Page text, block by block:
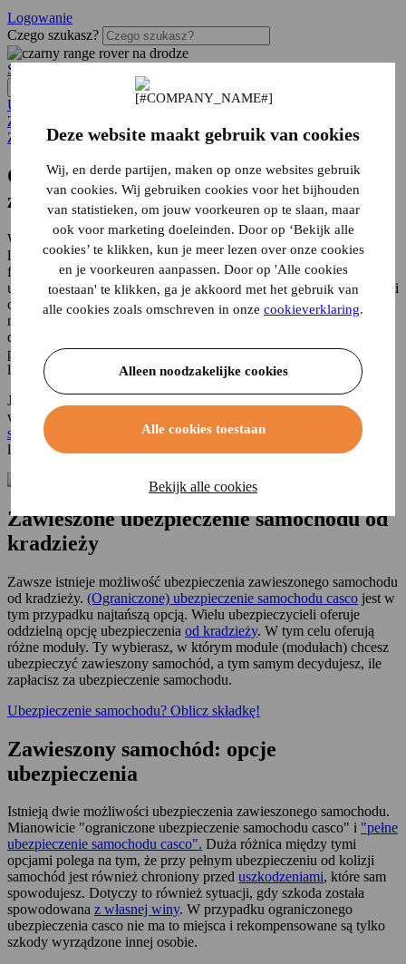
Deze website maakt gebruik van cookies
Wij, en derde partijen, maken op onze websites gebruik
van cookies. Wij gebruiken cookies voor het bijhouden
van statistieken, om jouw voorkeuren op te slaan, maar
ook voor marketing doeleinden. Door op ‘Bekijk alle
cookies’ te klikken, kun je meer lezen over onze cookies
en je voorkeuren aanpassen. Door op 'Alle cookies
toestaan' te klikken, ga je akkoord met het gebruik van
alle cookies zoals omschreven in onze cookieverklaring.
Alleen noodzakelijke cookies
Alle cookies toestaan
Bekijk alle cookies
Logowanie
Czego szukasz?
Strona główna
Ubezpieczenie samochodu
Zawieszenie samochodu
Zawieszenie samochodu
Czy można lub warto ubezpieczyć
zawieszony samochód?
W przypadku, gdy samochód jest używany w niewielkim stopniu
lub wcale, korzystniejsze może być jegozawieszenie. Wynika to z
faktu, że od momentu zawieszenia samochodu wygasa obowiązek
ubezpieczenia samochodu, poddania go przeglądowitechnicznemu
i
opłacenia podatku od pojazdów silnikowych. W zamian płacisz
niewielką kwotę za zawieszenie, a samochód nie jest już
dopuszczony do ruchu drogowego. Odbywa się to głównie w
przypadku samochodów, które są używane tylko w okresie letnim
lub w sytuacji, gdy ktoś jest poza domem przez dłuższy czas.
Jak wspomniano powyżej, obowiązek ubezpieczenia samochodu
wygasa. Możliwe i rozsądne jest jednak wykupienie
ubezpieczenia
samochodu
. Można to zrobić na przykład na wypadek uszkodzenia
lub kradzieży samochodu.
Zawieszone ubezpieczenie samochodu od
kradzieży
Zawsze istnieje możliwość ubezpieczenia zawieszonego samochodu
od kradzieży. (Ograniczone) ubezpieczenie samochodu casco jest w
tym przypadku najtańszą opcją. Wielu ubezpieczycieli oferuje
oddzielną opcję ubezpieczenia od kradzieży. W tym celu oferują
różne moduły. Ty wybierasz, w którym module (modułach) chcesz
ubezpieczyć zawieszony samochód, a tym samym decydujesz, ile
zapłacisz za ubezpieczenie samochodu.
Ubezpieczenie samochodu? Oblicz składkę!
Zawieszony samochód: opcje
ubezpieczenia
Istnieją dwie możliwości ubezpieczenia zawieszonego samochodu.
Mianowicie "ograniczone ubezpieczenie samochodu casco" i "pełne
ubezpieczenie samochodu casco". Duża różnica między tymi
opcjami polega na tym, że przy pełnym ubezpieczeniu od kolizji
samochód jest również chroniony przed uszkodzeniami, które sam
spowodujesz. Dotyczy to również sytuacji, gdy szkoda została
spowodowana z własnej winy. W przypadku ograniczonego
ubezpieczenia casco nie ma to miejsca i rekompensowane są tylko
szkody wyrządzone innej osobie.